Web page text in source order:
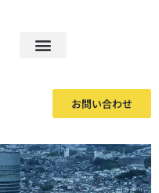
お問い合わせ